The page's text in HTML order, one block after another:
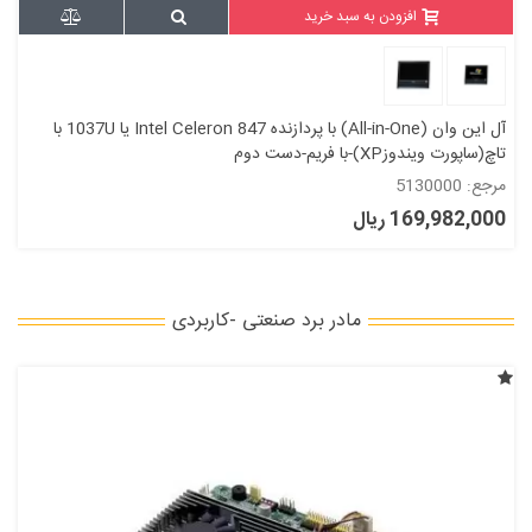
افزودن به سبد خرید
آل این وان (All-in-One) با پردازنده Intel Celeron 847 یا 1037U با
تاچ(ساپورت ویندوزXP)-با فریم-دست دوم
مرجع: 5130000
169,982,000 ریال
مادر برد صنعتی -کاربردی